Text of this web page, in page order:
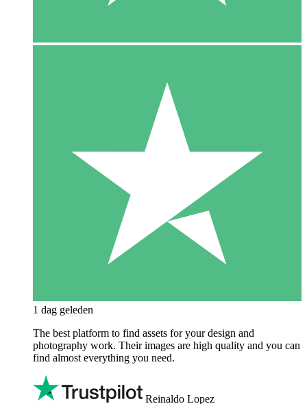
1 dag geleden
The best platform to find assets for your design and
photography work. Their images are high quality and you can
find almost everything you need.
Reinaldo Lopez